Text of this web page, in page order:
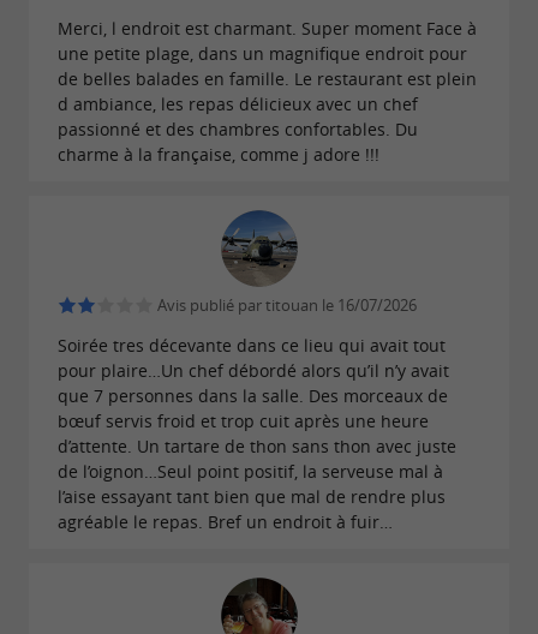
Merci, l endroit est charmant. Super moment Face à
une petite plage, dans un magnifique endroit pour
de belles balades en famille. Le restaurant est plein
d ambiance, les repas délicieux avec un chef
passionné et des chambres confortables. Du
charme à la française, comme j adore !!!
Avis publié par titouan le 16/07/2026
Soirée tres décevante dans ce lieu qui avait tout
pour plaire…Un chef débordé alors qu’il n’y avait
que 7 personnes dans la salle. Des morceaux de
bœuf servis froid et trop cuit après une heure
d’attente. Un tartare de thon sans thon avec juste
de l’oignon…Seul point positif, la serveuse mal à
l’aise essayant tant bien que mal de rendre plus
agréable le repas. Bref un endroit à fuir…